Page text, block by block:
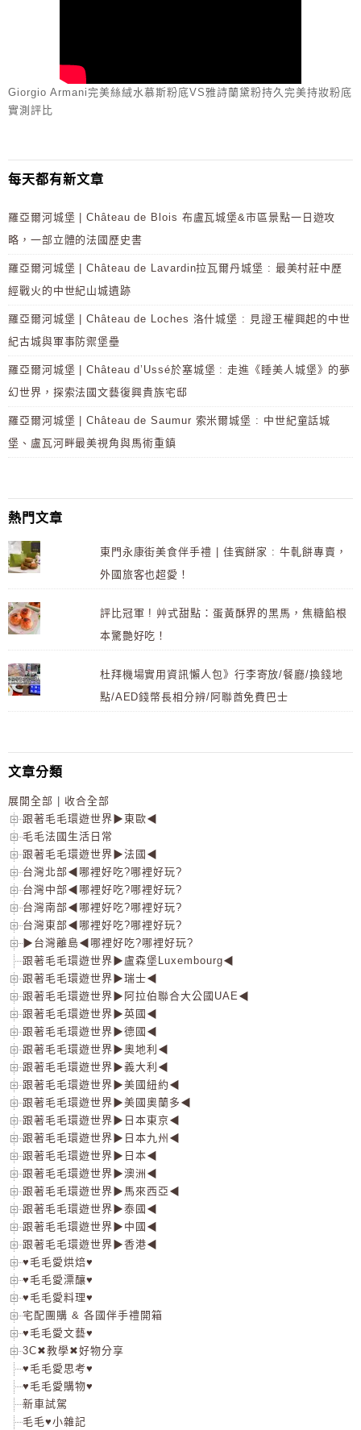
Giorgio Armani完美絲絨水慕斯粉底VS雅詩蘭黛粉持久完美持妝粉底
實測評比
每天都有新文章
羅亞爾河城堡 | Château de Blois 布盧瓦城堡&市區景點一日遊攻
略，一部立體的法國歷史書
羅亞爾河城堡 | Château de Lavardin拉瓦爾丹城堡 : 最美村莊中歷
經戰火的中世紀山城遺跡
羅亞爾河城堡 | Château de Loches 洛什城堡 : 見證王權興起的中世
紀古城與軍事防禦堡壘
羅亞爾河城堡 | Château d’Ussé於塞城堡 : 走進《睡美人城堡》的夢
幻世界，探索法國文藝復興貴族宅邸
羅亞爾河城堡 | Château de Saumur 索米爾城堡 : 中世紀童話城
堡、盧瓦河畔最美視角與馬術重鎮
熱門文章
東門永康街美食伴手禮 | 佳賓餅家 : 牛軋餅專賣，
外國旅客也超愛！
評比冠軍 ! 艸式甜點：蛋黃酥界的黑馬，焦糖餡根
本驚艷好吃！
杜拜機場實用資訊懶人包》行李寄放/餐廳/換錢地
點/AED錢幣長相分辨/阿聯酋免費巴士
文章分類
展開全部
收合全部
跟著毛毛環遊世界▶東歐◀
毛毛法國生活日常
跟著毛毛環遊世界▶法國◀
台灣北部◀哪裡好吃?哪裡好玩?
台灣中部◀哪裡好吃?哪裡好玩?
台灣南部◀哪裡好吃?哪裡好玩?
台灣東部◀哪裡好吃?哪裡好玩?
▶台灣離島◀哪裡好吃?哪裡好玩?
跟著毛毛環遊世界▶盧森堡Luxembourg◀
跟著毛毛環遊世界▶瑞士◀
跟著毛毛環遊世界▶阿拉伯聯合大公國UAE◀
跟著毛毛環遊世界▶英國◀
跟著毛毛環遊世界▶德國◀
跟著毛毛環遊世界▶奧地利◀
跟著毛毛環遊世界▶義大利◀
跟著毛毛環遊世界▶美國紐約◀
跟著毛毛環遊世界▶美國奧蘭多◀
跟著毛毛環遊世界▶日本東京◀
跟著毛毛環遊世界▶日本九州◀
跟著毛毛環遊世界▶日本◀
跟著毛毛環遊世界▶澳洲◀
跟著毛毛環遊世界▶馬來西亞◀
跟著毛毛環遊世界▶泰國◀
跟著毛毛環遊世界▶中國◀
跟著毛毛環遊世界▶香港◀
♥毛毛愛烘焙♥
♥毛毛愛漂釀♥
♥毛毛愛料理♥
宅配團購 & 各國伴手禮開箱
♥毛毛愛文藝♥
3C✖教學✖好物分享
♥毛毛愛思考♥
♥毛毛愛購物♥
新車試駕
毛毛♥小雜記